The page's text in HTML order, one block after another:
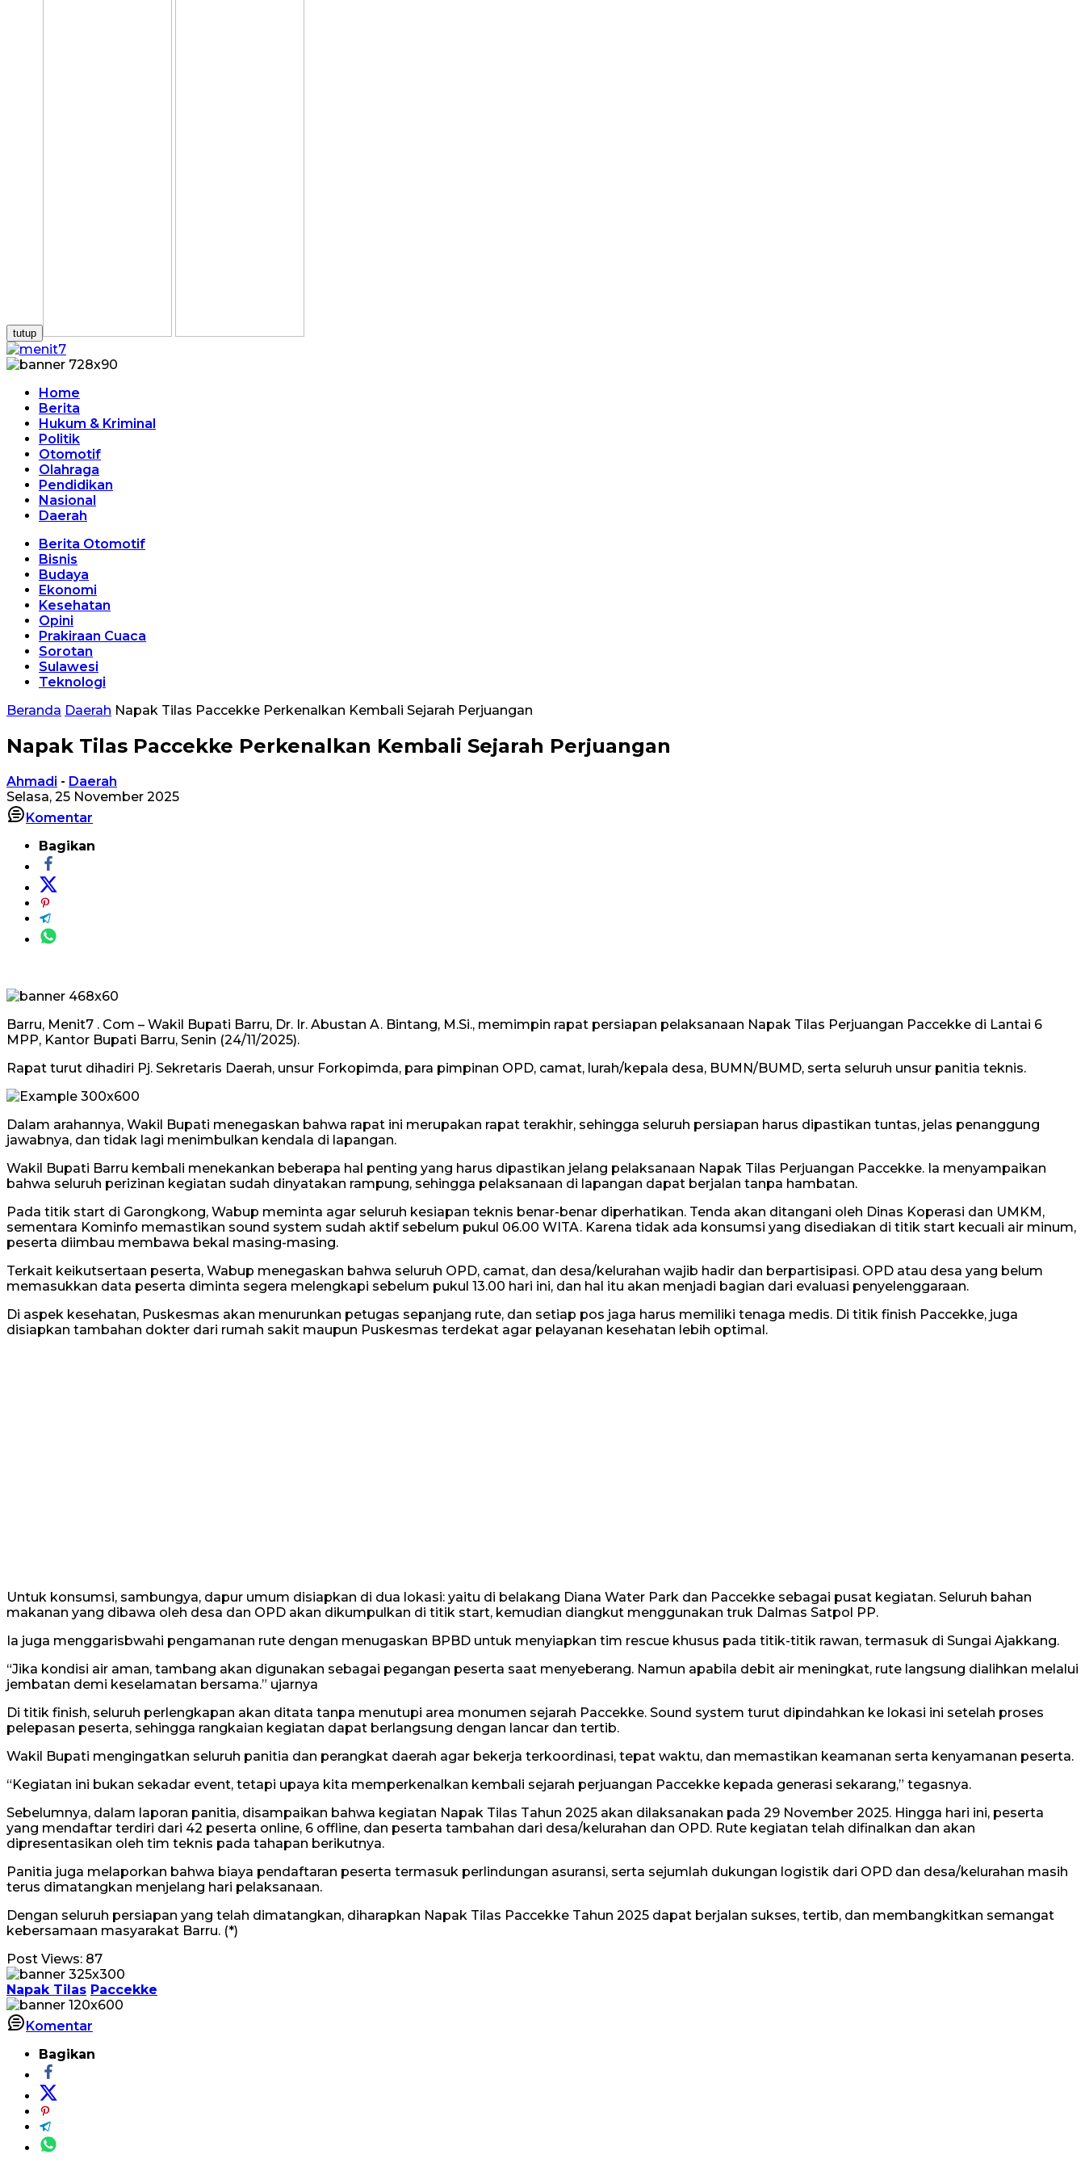
tutup
Home
Berita
Hukum & Kriminal
Politik
Otomotif
Olahraga
Pendidikan
Nasional
Daerah
Berita Otomotif
Bisnis
Budaya
Ekonomi
Kesehatan
Opini
Prakiraan Cuaca
Sorotan
Sulawesi
Teknologi
Beranda Daerah Napak Tilas Paccekke Perkenalkan Kembali Sejarah Perjuangan
Napak Tilas Paccekke Perkenalkan Kembali Sejarah Perjuangan
Ahmadi - Daerah
Selasa, 25 November 2025
Komentar
Bagikan
Barru, Menit7 . Com – Wakil Bupati Barru, Dr. Ir. Abustan A. Bintang, M.Si., memimpin rapat persiapan pelaksanaan Napak Tilas Perjuangan Paccekke di Lantai 6
MPP, Kantor Bupati Barru, Senin (24/11/2025).
Rapat turut dihadiri Pj. Sekretaris Daerah, unsur Forkopimda, para pimpinan OPD, camat, lurah/kepala desa, BUMN/BUMD, serta seluruh unsur panitia teknis.
Dalam arahannya, Wakil Bupati menegaskan bahwa rapat ini merupakan rapat terakhir, sehingga seluruh persiapan harus dipastikan tuntas, jelas penanggung
jawabnya, dan tidak lagi menimbulkan kendala di lapangan.
Wakil Bupati Barru kembali menekankan beberapa hal penting yang harus dipastikan jelang pelaksanaan Napak Tilas Perjuangan Paccekke. Ia menyampaikan
bahwa seluruh perizinan kegiatan sudah dinyatakan rampung, sehingga pelaksanaan di lapangan dapat berjalan tanpa hambatan.
Pada titik start di Garongkong, Wabup meminta agar seluruh kesiapan teknis benar-benar diperhatikan. Tenda akan ditangani oleh Dinas Koperasi dan UMKM,
sementara Kominfo memastikan sound system sudah aktif sebelum pukul 06.00 WITA. Karena tidak ada konsumsi yang disediakan di titik start kecuali air minum,
peserta diimbau membawa bekal masing-masing.
Terkait keikutsertaan peserta, Wabup menegaskan bahwa seluruh OPD, camat, dan desa/kelurahan wajib hadir dan berpartisipasi. OPD atau desa yang belum
memasukkan data peserta diminta segera melengkapi sebelum pukul 13.00 hari ini, dan hal itu akan menjadi bagian dari evaluasi penyelenggaraan.
Di aspek kesehatan, Puskesmas akan menurunkan petugas sepanjang rute, dan setiap pos jaga harus memiliki tenaga medis. Di titik finish Paccekke, juga
disiapkan tambahan dokter dari rumah sakit maupun Puskesmas terdekat agar pelayanan kesehatan lebih optimal.
Untuk konsumsi, sambungya, dapur umum disiapkan di dua lokasi: yaitu di belakang Diana Water Park dan Paccekke sebagai pusat kegiatan. Seluruh bahan
makanan yang dibawa oleh desa dan OPD akan dikumpulkan di titik start, kemudian diangkut menggunakan truk Dalmas Satpol PP.
Ia juga menggarisbwahi pengamanan rute dengan menugaskan BPBD untuk menyiapkan tim rescue khusus pada titik-titik rawan, termasuk di Sungai Ajakkang.
“Jika kondisi air aman, tambang akan digunakan sebagai pegangan peserta saat menyeberang. Namun apabila debit air meningkat, rute langsung dialihkan melalui
jembatan demi keselamatan bersama.” ujarnya
Di titik finish, seluruh perlengkapan akan ditata tanpa menutupi area monumen sejarah Paccekke. Sound system turut dipindahkan ke lokasi ini setelah proses
pelepasan peserta, sehingga rangkaian kegiatan dapat berlangsung dengan lancar dan tertib.
Wakil Bupati mengingatkan seluruh panitia dan perangkat daerah agar bekerja terkoordinasi, tepat waktu, dan memastikan keamanan serta kenyamanan peserta.
“Kegiatan ini bukan sekadar event, tetapi upaya kita memperkenalkan kembali sejarah perjuangan Paccekke kepada generasi sekarang,” tegasnya.
Sebelumnya, dalam laporan panitia, disampaikan bahwa kegiatan Napak Tilas Tahun 2025 akan dilaksanakan pada 29 November 2025. Hingga hari ini, peserta
yang mendaftar terdiri dari 42 peserta online, 6 offline, dan peserta tambahan dari desa/kelurahan dan OPD. Rute kegiatan telah difinalkan dan akan
dipresentasikan oleh tim teknis pada tahapan berikutnya.
Panitia juga melaporkan bahwa biaya pendaftaran peserta termasuk perlindungan asuransi, serta sejumlah dukungan logistik dari OPD dan desa/kelurahan masih
terus dimatangkan menjelang hari pelaksanaan.
Dengan seluruh persiapan yang telah dimatangkan, diharapkan Napak Tilas Paccekke Tahun 2025 dapat berjalan sukses, tertib, dan membangkitkan semangat
kebersamaan masyarakat Barru. (*)
Post Views: 87
Napak Tilas Paccekke
Komentar
Bagikan